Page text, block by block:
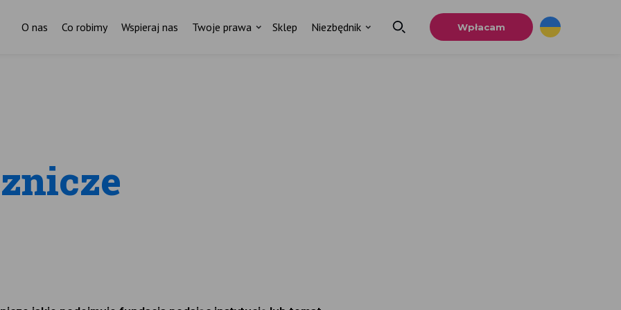
O nas Co robimy Wspieraj nas Twoje prawa Sklep Niezbędnik Wpłacam